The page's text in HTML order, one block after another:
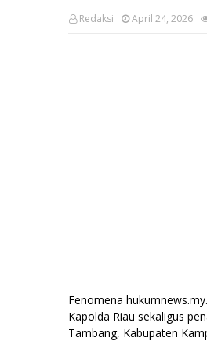
Redaksi April 24, 2026
Fenomena
Kapolda Riau sekaligus
Tambang, Kabupaten